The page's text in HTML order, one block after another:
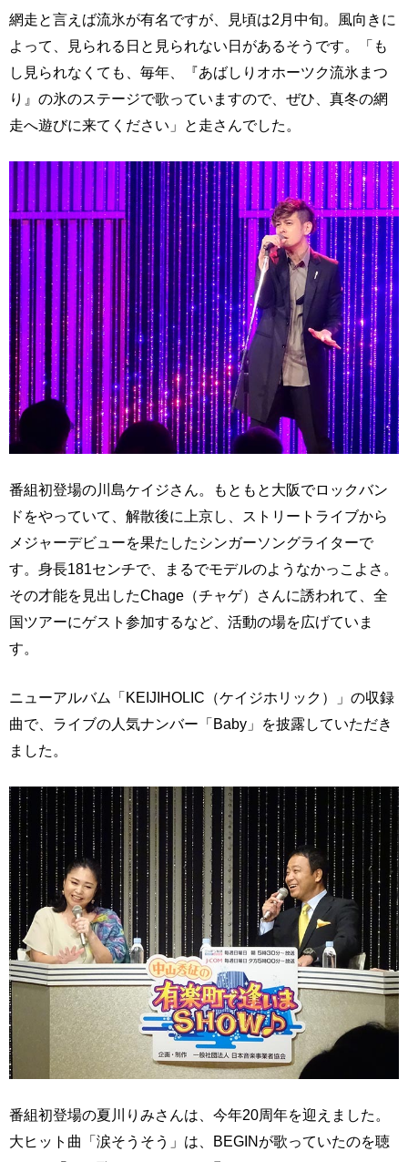
網走と言えば流氷が有名ですが、見頃は2月中旬。風向きに
よって、見られる日と見られない日があるそうです。「も
し見られなくても、毎年、『あばしりオホーツク流氷まつ
り』の氷のステージで歌っていますので、ぜひ、真冬の網
走へ遊びに来てください」と走さんでした。
番組初登場の川島ケイジさん。もともと大阪でロックバン
ドをやっていて、解散後に上京し、ストリートライブから
メジャーデビューを果たしたシンガーソングライターで
す。身長181センチで、まるでモデルのようなかっこよさ。
その才能を見出したChage（チャゲ）さんに誘われて、全
国ツアーにゲスト参加するなど、活動の場を広げていま
す。
ニューアルバム「KEIJIHOLIC（ケイジホリック）」の収録
曲で、ライブの人気ナンバー「Baby」を披露していただき
ました。
番組初登場の夏川りみさんは、今年20周年を迎えました。
大ヒット曲「涙そうそう」は、BEGINが歌っていたのを聴